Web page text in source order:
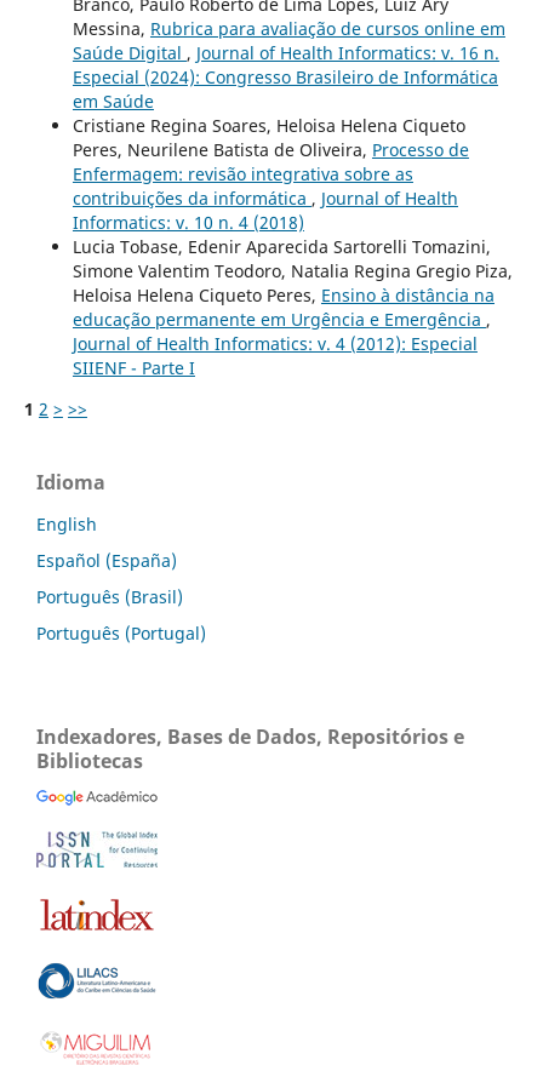
Messina, Rubrica para avaliação de cursos online em
Saúde Digital , Journal of Health Informatics: v. 16 n.
Especial (2024): Congresso Brasileiro de Informática
em Saúde
Cristiane Regina Soares, Heloisa Helena Ciqueto
Peres, Neurilene Batista de Oliveira, Processo de
Enfermagem: revisão integrativa sobre as
contribuições da informática , Journal of Health
Informatics: v. 10 n. 4 (2018)
Lucia Tobase, Edenir Aparecida Sartorelli Tomazini,
Simone Valentim Teodoro, Natalia Regina Gregio Piza,
Heloisa Helena Ciqueto Peres, Ensino à distância na
educação permanente em Urgência e Emergência ,
Journal of Health Informatics: v. 4 (2012): Especial
SIIENF - Parte I
1 2 > >>
Idioma
English
Español (España)
Português (Brasil)
Português (Portugal)
Indexadores, Bases de Dados, Repositórios e
Bibliotecas